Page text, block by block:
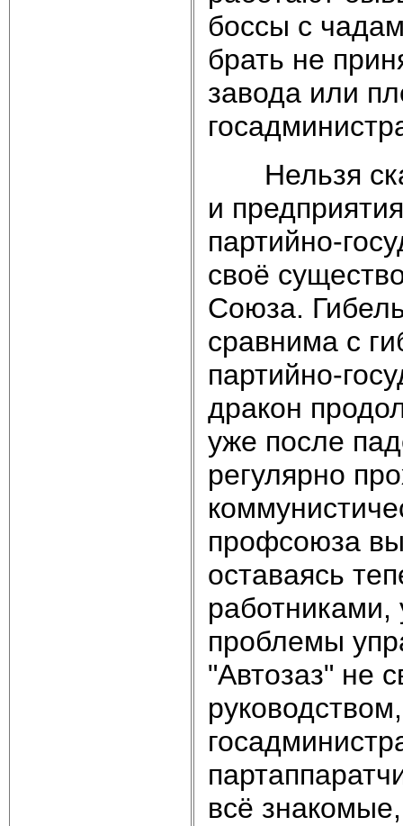
боссы с
брать не
завода или
Нельзя
и
партийно-
своё
Союза. Гибель
сравнима с
партийно-
дракон
уже после
регулярно
профсоюза
оставаясь
проблемы
"Автозаз" не
всё